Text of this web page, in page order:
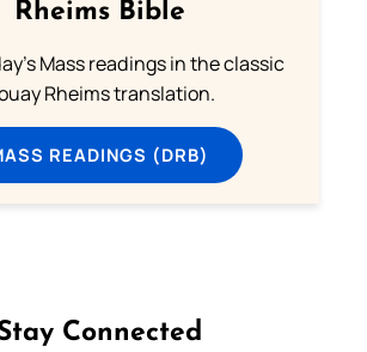
Rheims Bible
Mass readings in the classic
Rheims translation.
READINGS (DRB)
Connected